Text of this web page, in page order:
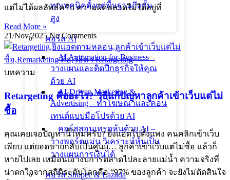
ทุกเทคนิคตั้งแต่พื้นฐานถึงขั้น
สูง
คอร์ส AI
AI Automation for Business –
วางแผนและติดปีกธุรกิจให้คุณ
ด้วย AI
AI-Driven Marketing &
Advertising – ทำโฆษณาและคอน
เทนต์แบบมือโปรด้วย AI
คอร์สสอนเทรดหุ้นด้วย AI –
วางพอร์ตแม่น วิเคราะห์หุ้นเป็น
วางแผนการเงินได้
คอร์ส Shopee & Lazada
แต่ไม่ได้ผลลัพธ์ครับ ความผิดพลาดไม่ได้อยู่ที่
Read More »
21/Nov/2025No Comments
บทความ
Retargeting คืออะไร? วิธีแก้ปัญหาลูกค้าเข้าเว็บแต่ไม่
ซื้อ
คุณเคยเจอปัญหานี้ไหมครับ? ยิงแอดไปตั้งแพง คนคลิกเข้าเว็บ
เพียบ แต่ยอดขายกลับเป็นศูนย์… ลูกค้าเข้าเว็บแต่ไม่ซื้อ แล้วก็
หายไปเลย เหมือนเอางบการตลาดไปละลายแม่น้ำ ความจริงที่
น่าตกใจจากสถิติระดับโลกคือ “97% ของลูกค้า จะยังไม่ตัดสินใจ